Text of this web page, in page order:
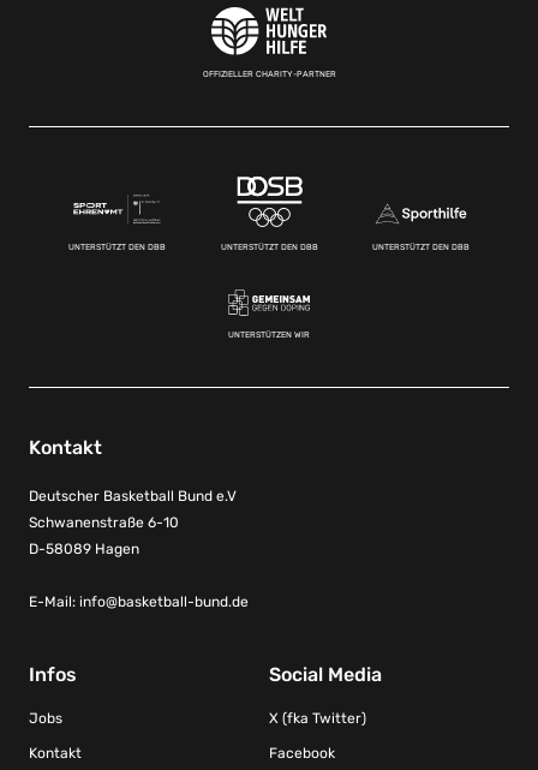
OFFIZIELLER CHARITY-PARTNER
UNTERSTÜTZT DEN DBB UNTERSTÜTZT DEN DBB UNTERSTÜTZT DEN DBB
UNTERSTÜTZEN WIR
Kontakt
Deutscher Basketball Bund e.V
Schwanenstraße 6-10
D-58089 Hagen
E-Mail: info@basketball-bund.de
Infos
Jobs
Kontakt
Social Media
X (fka Twitter)
Facebook